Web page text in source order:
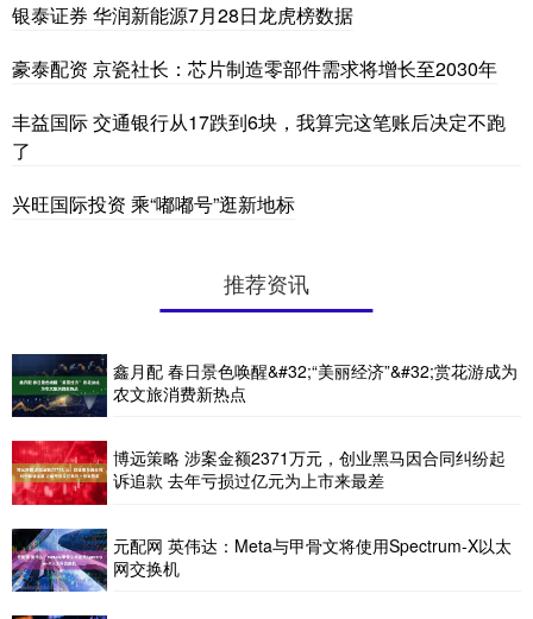
银泰证券 华润新能源7月28日龙虎榜数据
豪泰配资 京瓷社长：芯片制造零部件需求将增长至2030年
丰益国际 交通银行从17跌到6块，我算完这笔账后决定不跑
了
兴旺国际投资 乘“嘟嘟号”逛新地标
推荐资讯
鑫月配 春日景色唤醒&#32;“美丽经济”&#32;赏花游成为
农文旅消费新热点
博远策略 涉案金额2371万元，创业黑马因合同纠纷起
诉追款 去年亏损过亿元为上市来最差
元配网 英伟达：Meta与甲骨文将使用Spectrum-X以太
网交换机